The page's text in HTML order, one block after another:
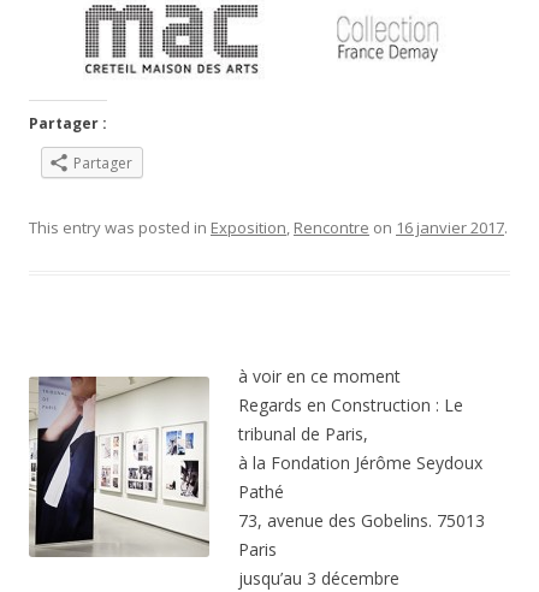
Partager :
Partager
This entry was posted in Exposition, Rencontre on 16 janvier 2017.
à voir en ce moment
Regards en Construction : Le
tribunal de Paris,
à la Fondation Jérôme Seydoux
Pathé
73, avenue des Gobelins. 75013
Paris
jusqu’au 3 décembre